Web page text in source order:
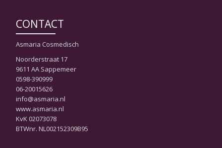
CONTACT
Asmaria Cosmedisch
Noorderstraat 17
9611 AA Sappemeer
0598-390999
06-20015626
info@asmaria.nl
www.asmaria.nl
KvK 02073078
BTWnr. NL002152309B95